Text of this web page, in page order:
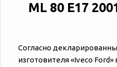
ML 80 E17
Согласно
изготовителя «‎‎Iveco Ford»